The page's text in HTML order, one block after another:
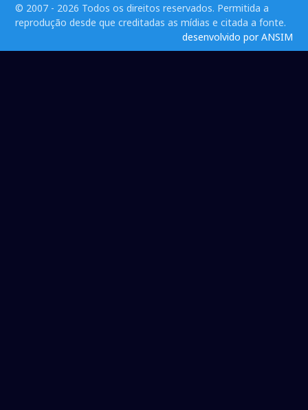
© 2007 - 2026 Todos os direitos reservados. Permitida a
reprodução desde que creditadas as mídias e citada a fonte.
desenvolvido por ANSIM